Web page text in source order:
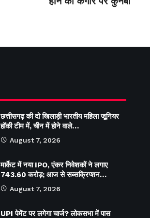
छत्तीसगढ़ की दो खिलाड़ी भारतीय महिला जूनियर
हॉकी टीम में, चीन में होने वाले…
August 7, 2026
मार्केट में नया IPO, एंकर निवेशकों ने लगाए
743.60 करोड़; आज से सब्सक्रिप्शन…
August 7, 2026
UPI पेमेंट पर लगेगा चार्ज? लोकसभा में पास